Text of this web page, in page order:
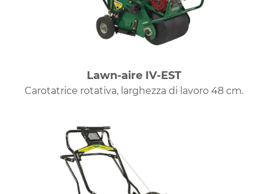
Lawn-aire IV-EST
Carotatrice rotativa, larghezza di lavoro 48 cm.